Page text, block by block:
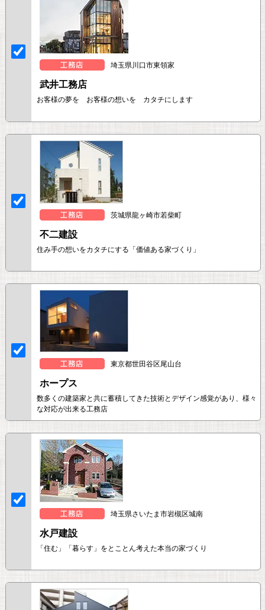
埼玉県川口市東領家
武井工務店
お客様の夢を お客様の想いを カタチにします
茨城県龍ヶ崎市若柴町
不二建設
住み手の想いをカタチにする「価値ある家づくり」
東京都世田谷区尾山台
ホープス
数多くの建築家と共に蓄積してきた技術とデザイン感覚があり、様々
な対応が出来る工務店
埼玉県さいたま市岩槻区城南
水戸建設
「住む」「暮らす」をとことん考えた本当の家づくり